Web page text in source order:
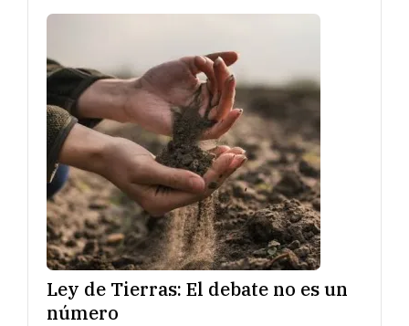
Ley de Tierras: El debate no es un
número